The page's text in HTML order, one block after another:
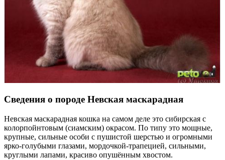
Сведения о породе Невская маскарадная
Невская маскарадная кошка на самом деле это сибирская с
колорпойнтовым (сиамским) окрасом. По типу это мощные,
крупные, сильные особи с пушистой шерстью и огромными
ярко-голубыми глазами, мордочкой-трапецией, сильными,
круглыми лапами, красиво опушённым хвостом.